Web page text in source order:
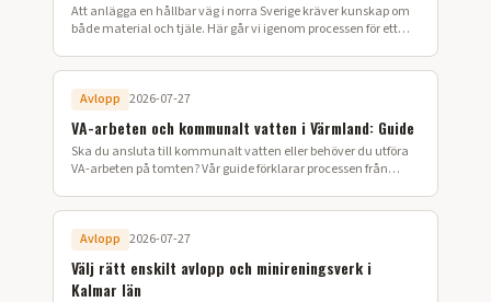
Att anlägga en hållbar väg i norra Sverige kräver kunskap om
både material och tjäle. Här går vi igenom processen för ett
Avlopp 2026-07-27
VA-arbeten och kommunalt vatten i Värmland: Guide
Ska du ansluta till kommunalt vatten eller behöver du utföra
VA-arbeten på tomten? Vår guide förklarar processen från
Avlopp 2026-07-27
Välj rätt enskilt avlopp och minireningsverk i
Kalmar län